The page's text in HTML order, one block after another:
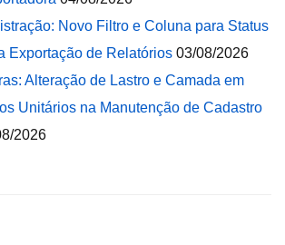
Novo Filtro e Coluna para Status
Exportação de Relatórios 03/08/2026
Alteração de Lastro e Camada em
Unitários na Manutenção de Cadastro
2026